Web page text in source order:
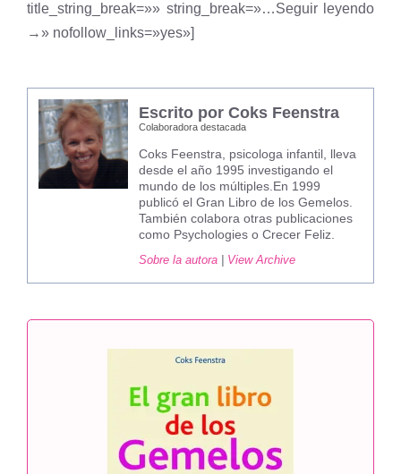
title_string_break=»» string_break=»…Seguir leyendo
→» nofollow_links=»yes»]
Escrito por Coks Feenstra
Colaboradora destacada
Coks Feenstra, psicologa infantil, lleva
desde el año 1995 investigando el
mundo de los múltiples.En 1999
publicó el Gran Libro de los Gemelos.
También colabora otras publicaciones
como Psychologies o Crecer Feliz.
Sobre la autora View Archive